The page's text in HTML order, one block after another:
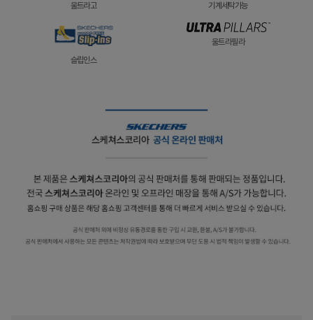
울트라고 기계세탁가능
슬립인스
울트라필라